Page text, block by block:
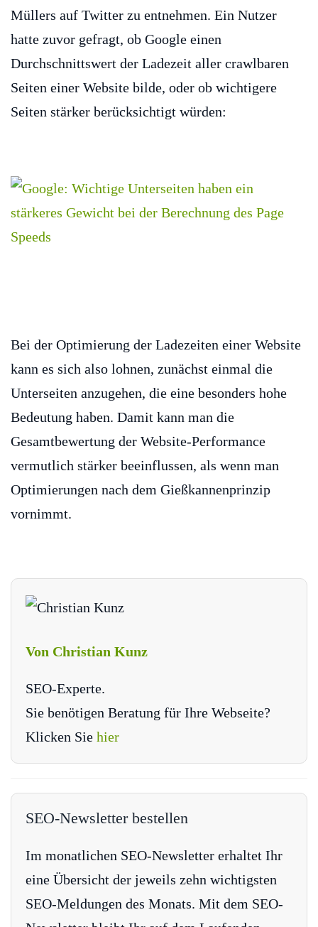
Müllers auf Twitter zu entnehmen. Ein Nutzer
hatte zuvor gefragt, ob Google einen
Durchschnittswert der Ladezeit aller crawlbaren
Seiten einer Website bilde, oder ob wichtigere
Seiten stärker berücksichtigt würden:
Bei der Optimierung der Ladezeiten einer Website
kann es sich also lohnen, zunächst einmal die
Unterseiten anzugehen, die eine besonders hohe
Bedeutung haben. Damit kann man die
Gesamtbewertung der Website-Performance
vermutlich stärker beeinflussen, als wenn man
Optimierungen nach dem Gießkannenprinzip
vornimmt.
Von Christian Kunz
SEO-Experte.
Sie benötigen Beratung für Ihre Webseite?
Klicken Sie hier
SEO-Newsletter bestellen
Im monatlichen SEO-Newsletter erhaltet Ihr
eine Übersicht der jeweils zehn wichtigsten
SEO-Meldungen des Monats. Mit dem SEO-